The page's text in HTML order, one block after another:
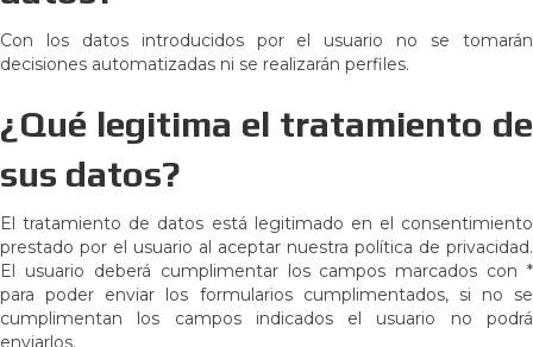
Con los datos introducidos por el usuario no se tomarán
decisiones automatizadas ni se realizarán perfiles.
¿Qué legitima el tratamiento de
sus datos?
El tratamiento de datos está legitimado en el consentimiento
prestado por el usuario al aceptar nuestra política de privacidad.
El usuario deberá cumplimentar los campos marcados con *
para poder enviar los formularios cumplimentados, si no se
cumplimentan los campos indicados el usuario no podrá
enviarlos.